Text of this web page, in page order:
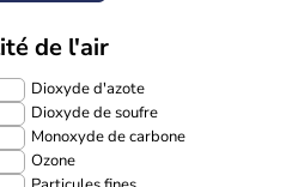
de l'air
Dioxyde d'azote
Dioxyde de soufre
Monoxyde de carbone
Ozone